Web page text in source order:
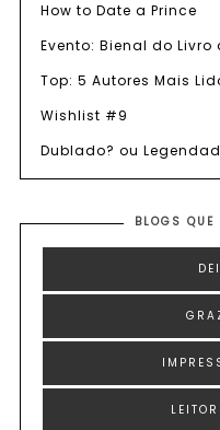
How to Date a Prince
Evento: Bienal do Livro
Top: 5 Autores Mais
Wishlist #9
Dublado? ou
BLOGS QUE